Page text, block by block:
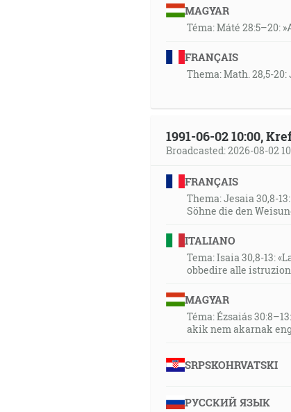
MAGYAR
Téma: Máté 28:5–20:
FRANÇAIS
Thema: Math. 28,5-
1991-06-02 10:00,
Broadcasted: 2026-08-02
FRANÇAIS
Thema: Jesaia 30,8-
Söhne die den
ITALIANO
Tema: Isaia 30,8-13:
obbedire alle
MAGYAR
Téma: Ézsaiás
akik nem akarnak
SRPSKOHRVATSKI
РУССКИЙ ЯЗЫК